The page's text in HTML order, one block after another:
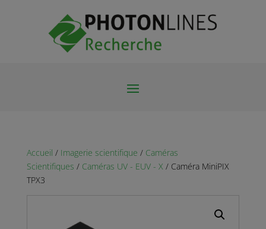
Accueil / Imagerie scientifique / Caméras
Scientifiques / Caméras UV - EUV - X / Caméra MiniPIX
TPX3